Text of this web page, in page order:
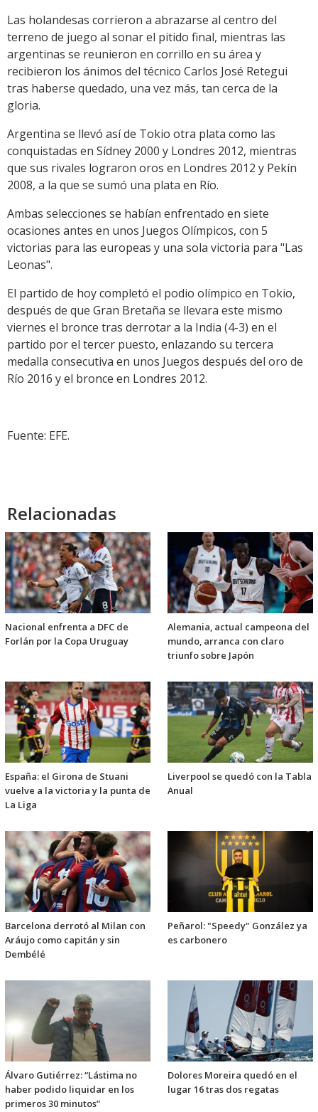
Las holandesas corrieron a abrazarse al centro del
terreno de juego al sonar el pitido final, mientras las
argentinas se reunieron en corrillo en su área y
recibieron los ánimos del técnico Carlos José Retegui
tras haberse quedado, una vez más, tan cerca de la
gloria.
Argentina se llevó así de Tokio otra plata como las
conquistadas en Sídney 2000 y Londres 2012, mientras
que sus rivales lograron oros en Londres 2012 y Pekín
2008, a la que se sumó una plata en Río.
Ambas selecciones se habían enfrentado en siete
ocasiones antes en unos Juegos Olímpicos, con 5
victorias para las europeas y una sola victoria para "Las
Leonas".
El partido de hoy completó el podio olímpico en Tokio,
después de que Gran Bretaña se llevara este mismo
viernes el bronce tras derrotar a la India (4-3) en el
partido por el tercer puesto, enlazando su tercera
medalla consecutiva en unos Juegos después del oro de
Río 2016 y el bronce en Londres 2012.
Fuente: EFE.
Relacionadas
Nacional enfrenta a DFC de
Forlán por la Copa Uruguay
Alemania, actual campeona del
mundo, arranca con claro
triunfo sobre Japón
España: el Girona de Stuani
vuelve a la victoria y la punta de
La Liga
Liverpool se quedó con la Tabla
Anual
Barcelona derrotó al Milan con
Aráujo como capitán y sin
Dembélé
Peñarol: "Speedy" González ya
es carbonero
Álvaro Gutiérrez: “Lástima no
haber podido liquidar en los
primeros 30 minutos”
Dolores Moreira quedó en el
lugar 16 tras dos regatas